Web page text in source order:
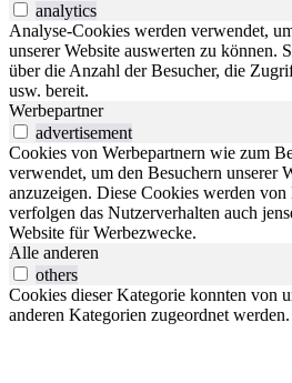
analytics
Analyse-Cookies werden verwendet,
unserer Website auswerten zu können.
über die Anzahl der Besucher, die
usw. bereit.
Werbepartner
advertisement
Cookies von Werbepartnern wie zum
verwendet, um den Besuchern unserer
anzuzeigen. Diese Cookies werden
verfolgen das Nutzerverhalten auch
Website für Werbezwecke.
Alle anderen
others
Cookies dieser Kategorie konnten von
anderen Kategorien zugeordnet werden.